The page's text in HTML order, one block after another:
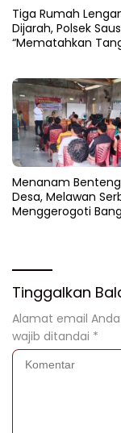
Tiga Rumah
Dijarah, Polsek
“Mematahkan
Menanam
Desa, Melawan
Menggerogoti
Tinggalkan
Alamat email
wajib ditandai *